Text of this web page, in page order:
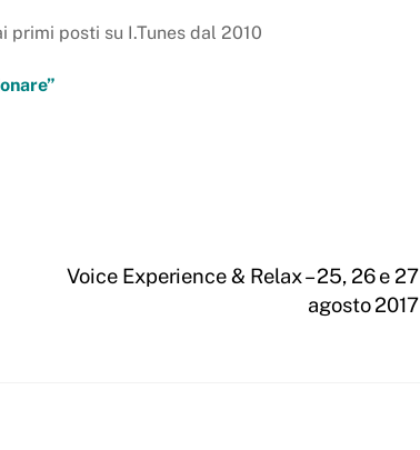
primi posti su I.Tunes dal 2010
Voice Experience & Relax – 25, 26 e 27
agosto 2017